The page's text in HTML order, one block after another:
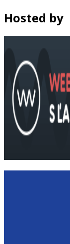
Hosted by